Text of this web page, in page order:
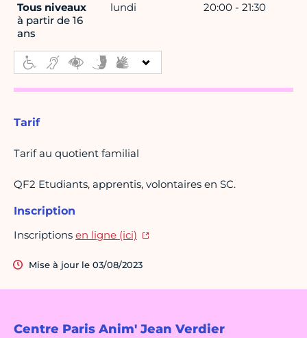
Centre Paris Anim' Jean Verdier
Tous niveaux
à partir de 16
ans
lundi 20:00 - 21:30
Tarif
Tarif au quotient familial
QF2 Etudiants, apprentis, volontaires en SC.
Inscription
Inscriptions en ligne (ici)
Mise à jour le 03/08/2023